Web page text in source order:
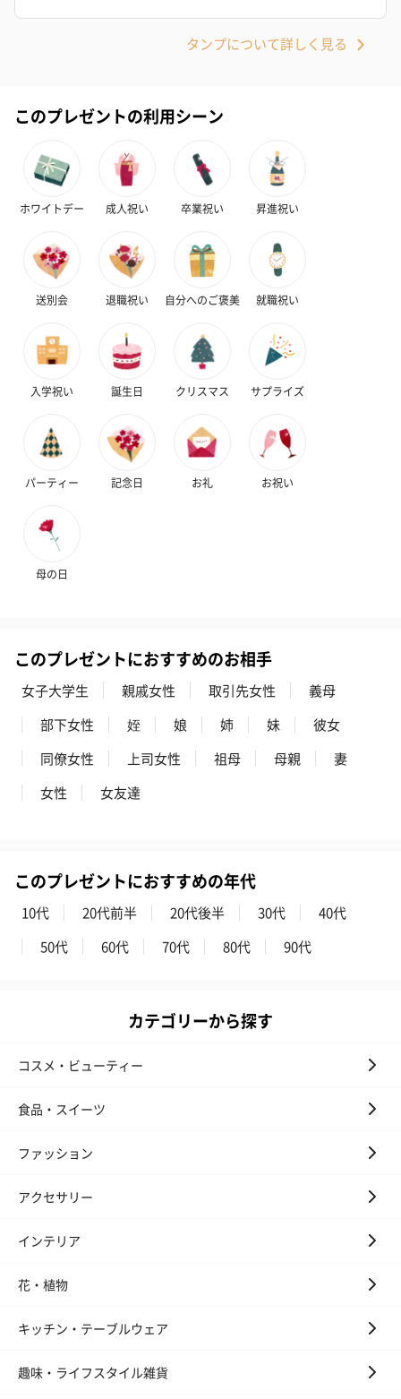
ゴールド（390円） ピンク（390円） グリーン（
のしカード
同梱します。
※のし下はご記入いただけません。
※カードのデザインは一部変更する場合があります。
結婚祝い（御結婚御
祝）（110円）
出産祝い（御出産御
祝）（110円）
結婚祝いちょい足しギフト
結婚祝いギフトへの＋αにおすすめです。新生活を彩るギフトオプ
商品と同梱してお届けいたします。
ブライダルロリポップ
ドレス（いちご味)
（1,122円）
ブライダルロリポップ
タキシード（コーラ味)
（1,122円）
今治タオルケ
タオル）（
生花
わり）（1,880円）
（1,650円）
自然のお花で作ったドライフラワー・プリザーブドフラワーを同
一部花材が写真と異なる場合がございます。予めご了承くださ
タンプについて詳しく見る
このプレゼントの利用シーン
ホワイトデー 成人祝い 卒業祝い 昇進祝い
送別会 退職祝い 自分へのご褒美 就職祝い
入学祝い 誕生日 クリスマス サプライズ
パーティー 記念日 お礼 お祝い
母の日
このプレゼントにおすすめのお相手
女子大学生 親戚女性 取引先女性
義母
部下女性
姪 娘 姉 妹
彼女
同僚女性
上司女性 祖母 母親
妻
女性
女友達
このプレゼントにおすすめの年代
10代 20代前半 20代後半 30代
40代
50代
60代 70代 80代 90代
カテゴリーから探す
コスメ・ビューティー
食品・スイーツ
ファッション
アクセサリー
インテリア
花・植物
キッチン・テーブルウェア
趣味・ライフスタイル雑貨